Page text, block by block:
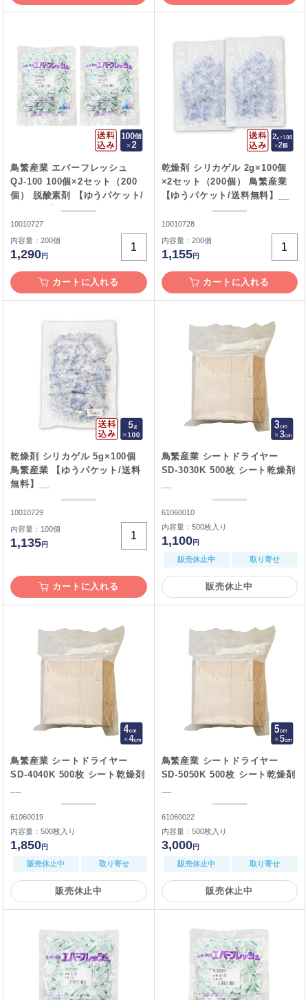
鳥繁産業 エバーフレッシュ
QJ-100 100個×2セット（200
個） 脱酸素剤 【ゆうパケット/
送料無料】__
10010727
内容量：200個
1,290円
カートに入れる
乾燥剤 シリカゲル 2g×100個
×2セット（200個） 鳥繁産業
【ゆうパケット/送料無料】__
10010728
内容量：200個
1,155円
カートに入れる
乾燥剤 シリカゲル 5g×100個
鳥繁産業 【ゆうパケット/送料
無料】__
10010729
内容量：100個
1,135円
カートに入れる
鳥繁産業 シートドライヤー
SD-3030K 500枚 シート乾燥剤
61060010
内容量：500枚入り
1,100円
販売休止中 取り寄せ
販売休止中
鳥繁産業 シートドライヤー
SD-4040K 500枚 シート乾燥剤
61060019
内容量：500枚入り
1,850円
販売休止中 取り寄せ
販売休止中
鳥繁産業 シートドライヤー
SD-5050K 500枚 シート乾燥剤
61060022
内容量：500枚入り
3,000円
販売休止中 取り寄せ
販売休止中